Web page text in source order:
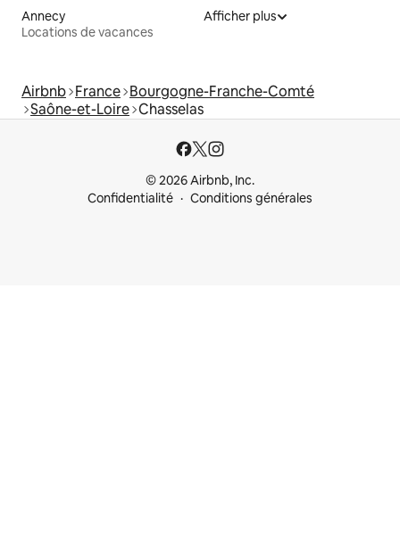
Annecy
Locations de vacances
Afficher plus
Airbnb France Bourgogne-Franche-Comté
Saône-et-Loire Chasselas
© 2026 Airbnb, Inc.
Confidentialité
Conditions générales